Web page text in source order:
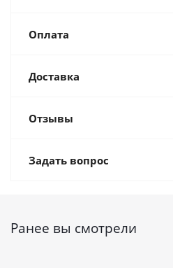
Оплата
Доставка
Отзывы
Задать вопрос
Ранее вы смотрели